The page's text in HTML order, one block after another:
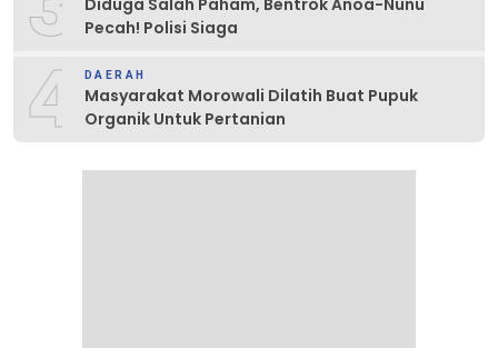
Pecah! Polisi Siaga
4 DAERAH
Masyarakat Morowali Dilatih Buat Pupuk
Organik Untuk Pertanian